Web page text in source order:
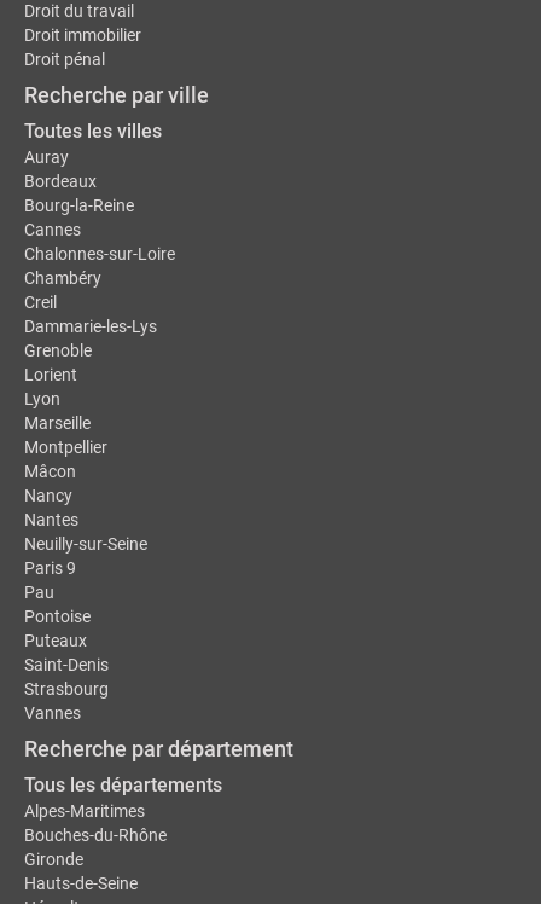
Droit du travail
Droit immobilier
Droit pénal
Recherche par ville
Toutes les villes
Auray
Bordeaux
Bourg-la-Reine
Cannes
Chalonnes-sur-Loire
Chambéry
Creil
Dammarie-les-Lys
Grenoble
Lorient
Lyon
Marseille
Montpellier
Mâcon
Nancy
Nantes
Neuilly-sur-Seine
Paris 9
Pau
Pontoise
Puteaux
Saint-Denis
Strasbourg
Vannes
Recherche par département
Tous les départements
Alpes-Maritimes
Bouches-du-Rhône
Gironde
Hauts-de-Seine